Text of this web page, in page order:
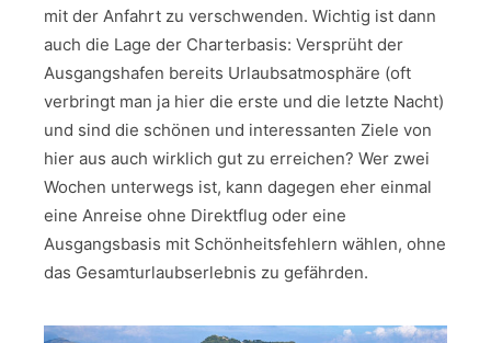
mit der Anfahrt zu verschwenden. Wichtig ist dann
auch die Lage der Charterbasis: Versprüht der
Ausgangshafen bereits Urlaubsatmosphäre (oft
verbringt man ja hier die erste und die letzte Nacht)
und sind die schönen und interessanten Ziele von
hier aus auch wirklich gut zu erreichen? Wer zwei
Wochen unterwegs ist, kann dagegen eher einmal
eine Anreise ohne Direktflug oder eine
Ausgangsbasis mit Schönheitsfehlern wählen, ohne
das Gesamturlaubserlebnis zu gefährden.